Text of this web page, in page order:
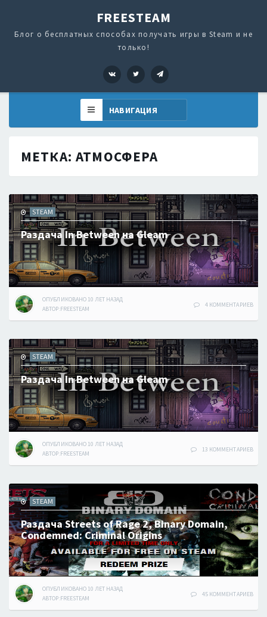
FREESTEAM
Блог о бесплатных способах получать игры в Steam и не
только!
VK Twitter
МЕТКА:АТМОСФЕРА
STEAM
Раздача In Between на Gleam
ОПУБЛИКОВАНО 10 ЛЕТНАЗАД
АВТОР:FREESTEAM
4 КОММЕНТАРИЕВ
STEAM
Раздача In Between на Gleam
ОПУБЛИКОВАНО 10 ЛЕТНАЗАД
АВТОР:FREESTEAM
13 КОММЕНТАРИЕВ
STEAM
Раздача Streets of Rage 2, Binary Domain,
Condemned: Criminal Origins
ОПУБЛИКОВАНО 10 ЛЕТНАЗАД
АВТОР:FREESTEAM
45 КОММЕНТАРИЕВ